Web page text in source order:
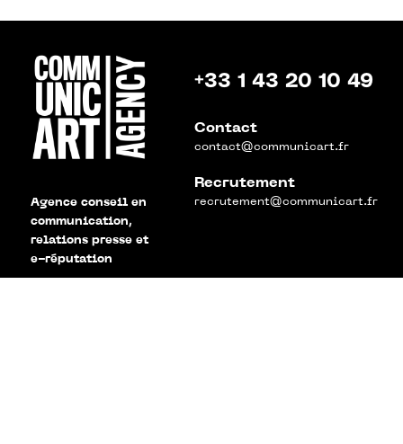
Agence conseil en
communication,
relations presse et
e-réputation
+33 1 43 20 10 49
Contact
contact@communicart.fr
Recrutement
recrutement@communicart.fr